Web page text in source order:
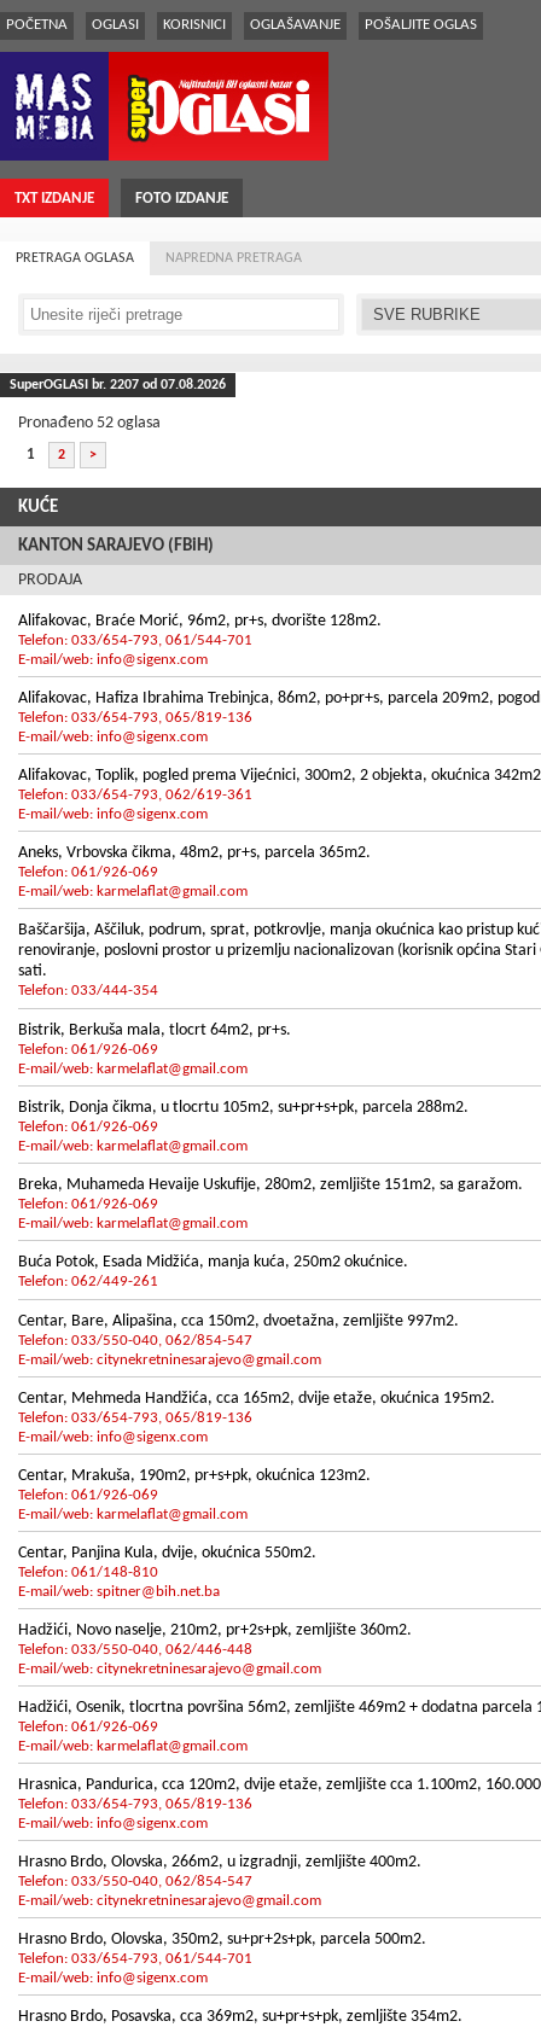
POČETNA OGLASI KORISNICI OGLAŠAVANJE POŠALJITE OGLAS
TXT IZDANJE FOTO IZDANJE
PRETRAGA OGLASA NAPREDNA PRETRAGA
SuperOGLASI br. 2207 od 07.08.2026
Pronađeno 52 oglasa
1 2 >
KUĆE
KANTON SARAJEVO (FBiH)
PRODAJA
Alifakovac, Braće Morić, 96m2, pr+s, dvorište 128m2.
Telefon: 033/654-793, 061/544-701
E-mail/web: info@sigenx.com
Alifakovac, Hafiza Ibrahima Trebinjca, 86m2, po+pr+s, parcela 209m2,
Telefon: 033/654-793, 065/819-136
E-mail/web: info@sigenx.com
Alifakovac, Toplik, pogled prema Vijećnici, 300m2, 2 objekta, okućnica
Telefon: 033/654-793, 062/619-361
E-mail/web: info@sigenx.com
Aneks, Vrbovska čikma, 48m2, pr+s, parcela 365m2.
Telefon: 061/926-069
E-mail/web: karmelaflat@gmail.com
Baščaršija, Aščiluk, podrum, sprat, potkrovlje, manja okućnica kao pristup
renoviranje, poslovni prostor u prizemlju nacionalizovan (korisnik općina
sati.
Telefon: 033/444-354
Bistrik, Berkuša mala, tlocrt 64m2, pr+s.
Telefon: 061/926-069
E-mail/web: karmelaflat@gmail.com
Bistrik, Donja čikma, u tlocrtu 105m2, su+pr+s+pk, parcela 288m2.
Telefon: 061/926-069
E-mail/web: karmelaflat@gmail.com
Breka, Muhameda Hevaije Uskufije, 280m2, zemljište 151m2, sa garažom.
Telefon: 061/926-069
E-mail/web: karmelaflat@gmail.com
Buća Potok, Esada Midžića, manja kuća, 250m2 okućnice.
Telefon: 062/449-261
Centar, Bare, Alipašina, cca 150m2, dvoetažna, zemljište 997m2.
Telefon: 033/550-040, 062/854-547
E-mail/web: citynekretninesarajevo@gmail.com
Centar, Mehmeda Handžića, cca 165m2, dvije etaže, okućnica 195m2.
Telefon: 033/654-793, 065/819-136
E-mail/web: info@sigenx.com
Centar, Mrakuša, 190m2, pr+s+pk, okućnica 123m2.
Telefon: 061/926-069
E-mail/web: karmelaflat@gmail.com
Centar, Panjina Kula, dvije, okućnica 550m2.
Telefon: 061/148-810
E-mail/web: spitner@bih.net.ba
Hadžići, Novo naselje, 210m2, pr+2s+pk, zemljište 360m2.
Telefon: 033/550-040, 062/446-448
E-mail/web: citynekretninesarajevo@gmail.com
Hadžići, Osenik, tlocrtna površina 56m2, zemljište 469m2 + dodatna parcela
Telefon: 061/926-069
E-mail/web: karmelaflat@gmail.com
Hrasnica, Pandurica, cca 120m2, dvije etaže, zemljište cca 1.100m2,
Telefon: 033/654-793, 065/819-136
E-mail/web: info@sigenx.com
Hrasno Brdo, Olovska, 266m2, u izgradnji, zemljište 400m2.
Telefon: 033/550-040, 062/854-547
E-mail/web: citynekretninesarajevo@gmail.com
Hrasno Brdo, Olovska, 350m2, su+pr+2s+pk, parcela 500m2.
Telefon: 033/654-793, 061/544-701
E-mail/web: info@sigenx.com
Hrasno Brdo, Posavska, cca 369m2, su+pr+s+pk, zemljište 354m2.